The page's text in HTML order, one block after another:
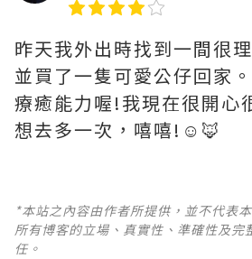
昨天我外出時找到一間很
並買了一隻可愛公仔回家
療癒能力喔!我現在很開心
想去多一次，嘻嘻!☺️🦊
*本站之內容由作者所提供，並不代表
所有博客的立場、真實性、準確性及完
任。